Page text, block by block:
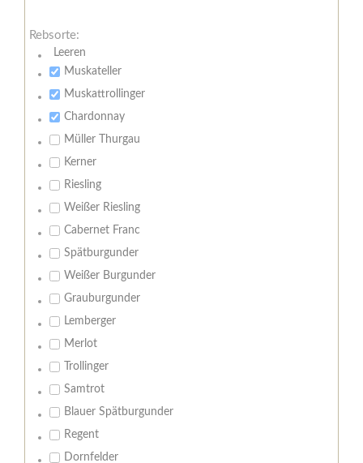
Rebsorte:
Leeren
Muskateller
Muskattrollinger
Chardonnay
Müller Thurgau
Kerner
Riesling
Weißer Riesling
Cabernet Franc
Spätburgunder
Weißer Burgunder
Grauburgunder
Lemberger
Merlot
Trollinger
Samtrot
Blauer Spätburgunder
Regent
Dornfelder